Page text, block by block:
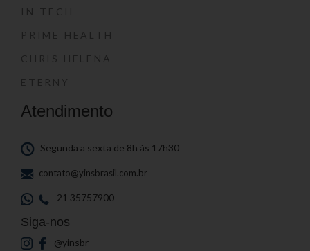
IN-TECH
PRIME HEALTH
CHRIS HELENA
ETERNY
Atendimento
Segunda a sexta de 8h às 17h30
contato@yinsbrasil.com.br
21 35757900
Siga-nos
@yinsbr